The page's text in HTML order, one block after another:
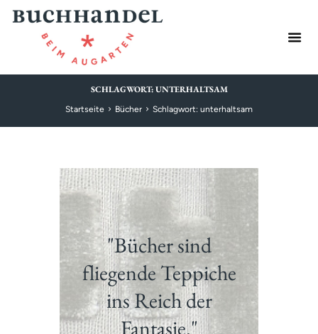
SCHLAGWORT: UNTERHALTSAM
Startseite Bücher Schlagwort: unterhaltsam
"Bücher sind
fliegende Teppiche
ins Reich der
Fantasie."